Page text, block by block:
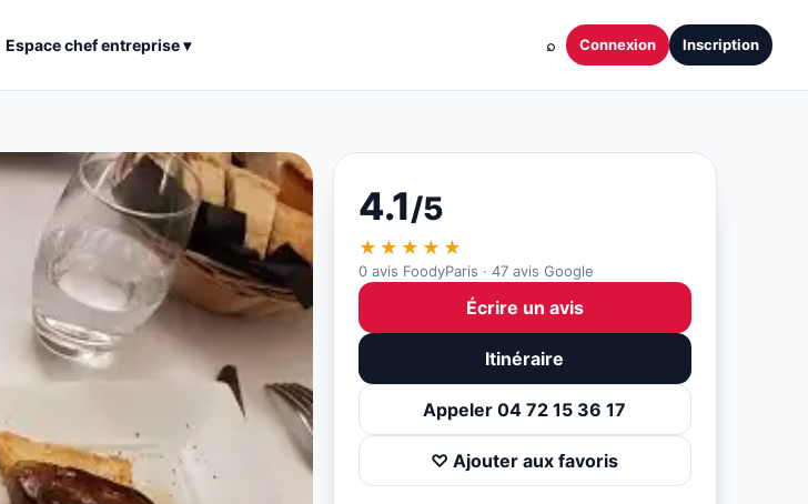
Espace chef entreprise▾ ⌕ Connexion Inscription
4.1/5
★★★★★
0 avis FoodyParis · 47 avis Google
Écrire un avis
Itinéraire
Appeler 04 72 15 36 17
♡ Ajouter aux favoris